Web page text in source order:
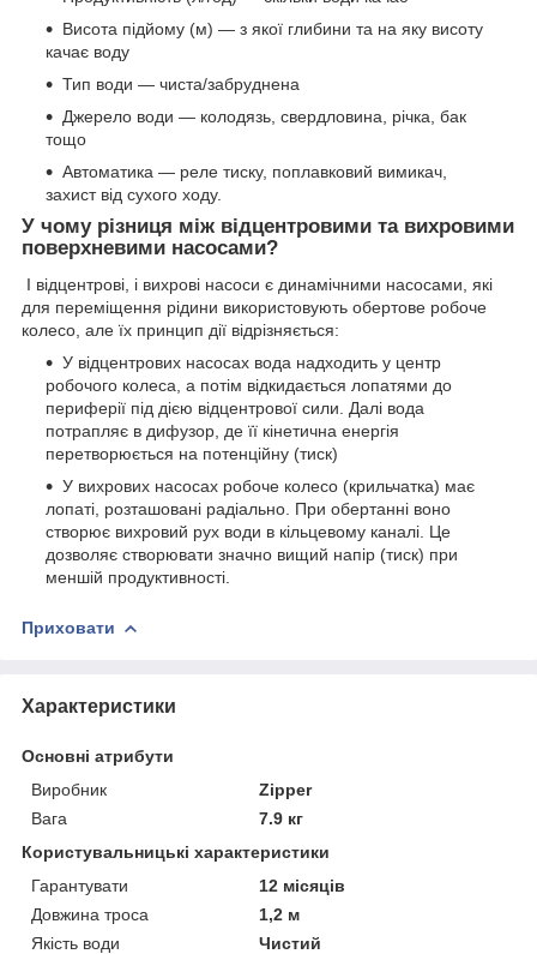
Висота підйому (м) — з якої глибини та на яку висоту
качає воду
Тип води — чиста/забруднена
Джерело води — колодязь, свердловина, річка, бак
тощо
Автоматика — реле тиску, поплавковий вимикач,
захист від сухого ходу.
У чому різниця між відцентровими та вихровими
поверхневими насосами?
І відцентрові, і вихрові насоси є динамічними насосами, які
для переміщення рідини використовують обертове робоче
колесо, але їх принцип дії відрізняється:
У відцентрових насосах вода надходить у центр
робочого колеса, а потім відкидається лопатями до
периферії під дією відцентрової сили. Далі вода
потрапляє в дифузор, де її кінетична енергія
перетворюється на потенційну (тиск)
У вихрових насосах робоче колесо (крильчатка) має
лопаті, розташовані радіально. При обертанні воно
створює вихровий рух води в кільцевому каналі. Це
дозволяє створювати значно вищий напір (тиск) при
меншій продуктивності.
Приховати
Характеристики
Основні атрибути
Виробник
Zipper
Вага
7.9 кг
Користувальницькі характеристики
Гарантувати
12 місяців
Довжина троса
1,2 м
Якість води
Чистий